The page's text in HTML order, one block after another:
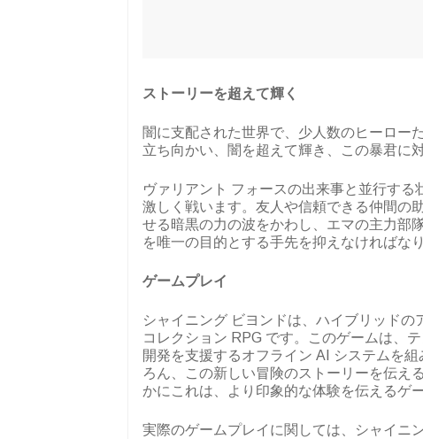
ストーリーを超えて輝く
闇に支配された世界で、少人数のヒーロー
立ち向かい、闇を超えて輝き、この暴君に
ヴァリアント フォースの出来事と並行す
激しく戦います。友人や信頼できる仲間の
せる暗黒の力の波をかわし、エマの主力部
を唯一の目的とする手先を抑えなければな
ゲームプレイ
シャイニング ビヨンドは、ハイブリッド
コレクション RPG です。このゲームは、
開発を支援するオフライン AI システムを
ろん、この新しい冒険のストーリーを伝え
かにこれは、より印象的な体験を伝えるゲ
実際のゲームプレイに関しては、シャイニ